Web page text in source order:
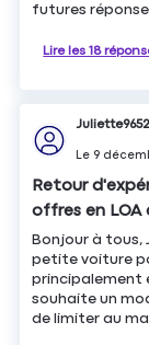
futures
Lire les 18
Le 9
Retour
offres en
Bonjour à tous,
petite voiture
principalement
souhaite un
de limiter au